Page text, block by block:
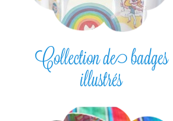
Collection de badges
illustrés